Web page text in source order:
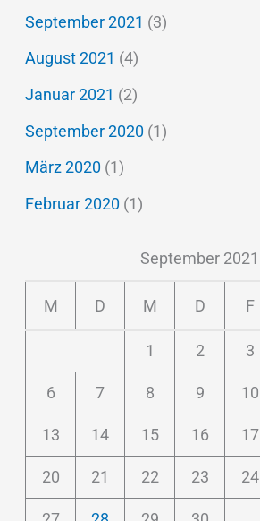
September 2021 (3)
August 2021 (4)
Januar 2021 (2)
September 2020 (1)
März 2020 (1)
Februar 2020 (1)
September 2021
M D M D F
1 2 3
6 7 8 9 10
13 14 15 16 17
20 21 22 23 24